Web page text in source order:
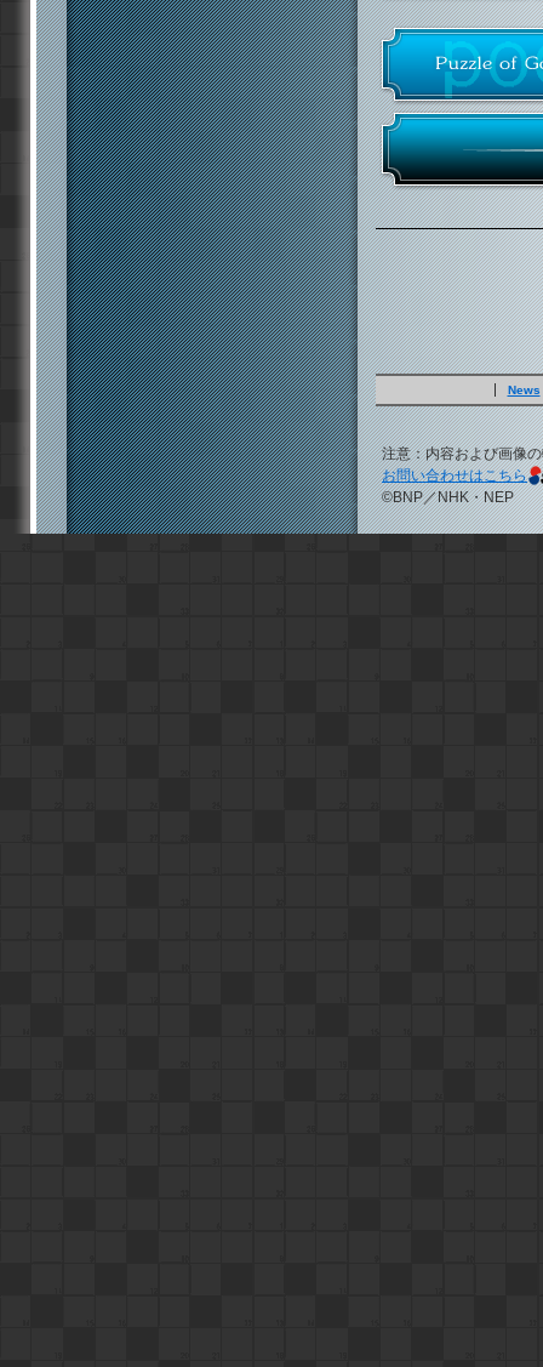
News
注意：内容および画像
お問い合わせはこちら
©BNP／NHK・NEP